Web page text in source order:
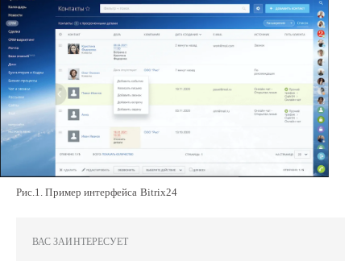
Рис.1. Пример интерфейса Bitrix24
ВАС ЗАИНТЕРЕСУЕТ